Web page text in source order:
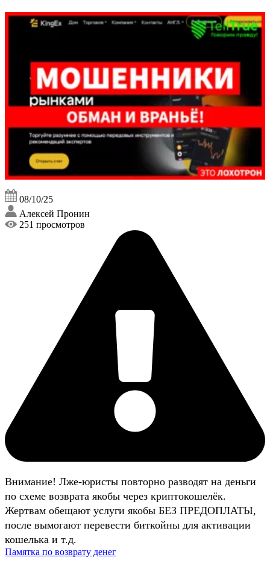
08/10/25
Алексей Пронин
251 просмотров
Внимание! Лже-юристы повторно разводят на деньги
по схеме возврата якобы через криптокошелёк.
Жертвам обещают услуги якобы БЕЗ ПРЕДОПЛАТЫ,
после вымогают перевести биткойны для активации
кошелька и т.д.
Памятка по возврату денег